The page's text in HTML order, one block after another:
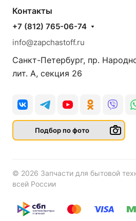
Контакты
+7 (812) 765-06-74
info@zapchastoff.ru
Санкт-Петербург, пр.
лит. А, секция 26
Подбор по фото
© 2026 Запчасти для бытовой
всей России